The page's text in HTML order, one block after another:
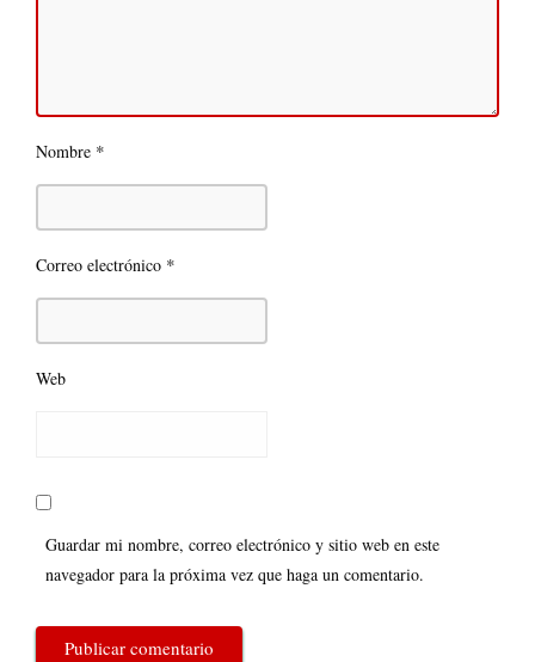
Nombre *
Correo electrónico *
Web
Guardar mi nombre, correo electrónico y sitio web en este
navegador para la próxima vez que haga un comentario.